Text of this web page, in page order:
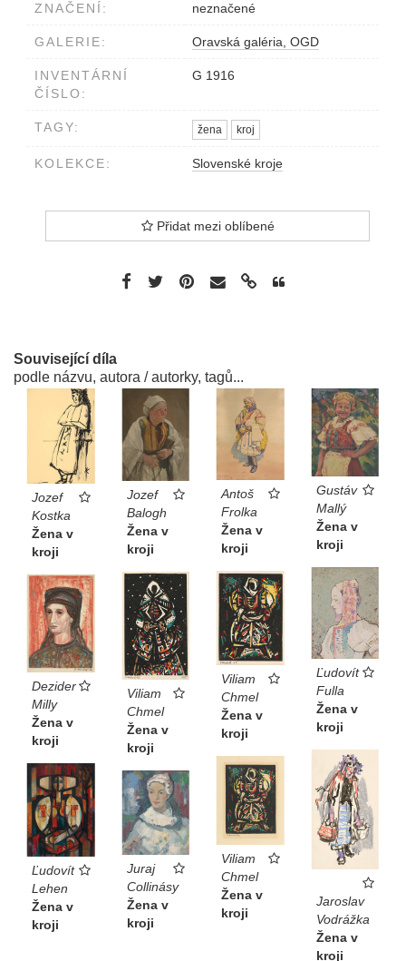
ZNAČENÍ: neznačené
GALERIE: Oravská galéria, OGD
INVENTÁRNÍ
ČÍSLO:
G 1916
TAGY: žena kroj
KOLEKCE: Slovenské kroje
Přidat mezi oblíbené
Související díla
podle názvu, autora / autorky, tagů...
Jozef
Kostka
Žena v
kroji
Jozef
Balogh
Žena v
kroji
Antoš
Frolka
Žena v
kroji
Gustáv
Mallý
Žena v
kroji
Ľudovít
Fulla
Žena v
kroji
Viliam
Chmel
Žena v
kroji
Viliam
Chmel
Žena v
kroji
Dezider
Milly
Žena v
kroji
Jaroslav
Vodrážka
Žena v
kroji
Viliam
Chmel
Žena v
kroji
Ľudovít
Lehen
Žena v
kroji
Juraj
Collinásy
Žena v
kroji